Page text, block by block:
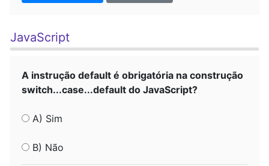
JavaScript
A instrução default é obrigatória na construção
switch...case...default do JavaScript?
A) Sim
B) Não